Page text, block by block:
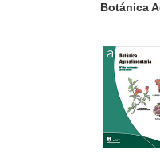
Botánica Agroalimentaria
IVA